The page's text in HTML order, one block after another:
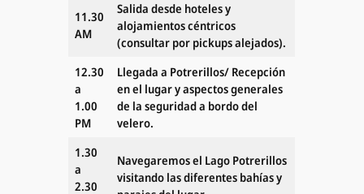
11.30
AM
Salida desde hoteles y
alojamientos céntricos
(consultar por pickups alejados).
12.30
a
1.00
PM
Llegada a Potrerillos/ Recepción
en el lugar y aspectos generales
de la seguridad a bordo del
velero.
1.30
a
2.30
Navegaremos el Lago Potrerillos
visitando las diferentes bahías y